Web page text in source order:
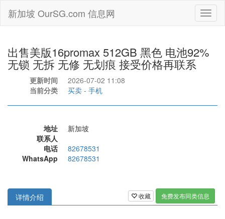
新加坡 OurSG.com 信息网
出售美版16promax 512GB 黑色 电池92%
无锁 无拆 无修 无划痕 接受价格再联系
更新时间
2026-07-02 11:08
当前分类
买卖 - 手机
地址
新加坡
联系人
电话
82678531
WhatsApp
82678531
收藏 免费发布同类信息
详情介绍